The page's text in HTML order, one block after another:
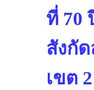
ที่ 70
สังกั
เขต 2